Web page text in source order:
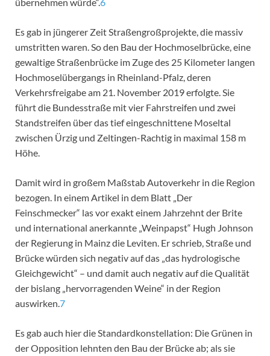
Es gab in jüngerer Zeit Straßengroßprojekte, die massiv
umstritten waren. So den Bau der Hochmoselbrücke, eine
gewaltige Straßenbrücke im Zuge des 25 Kilometer langen
Hochmoselübergangs in Rheinland-Pfalz, deren
Verkehrsfreigabe am 21. November 2019 erfolgte. Sie
führt die Bundesstraße mit vier Fahrstreifen und zwei
Standstreifen über das tief eingeschnittene Moseltal
zwischen Ürzig und Zeltingen-Rachtig in maximal 158 m
Höhe.
Damit wird in großem Maßstab Autoverkehr in die Region
bezogen. In einem Artikel in dem Blatt „Der
Feinschmecker“ las vor exakt einem Jahrzehnt der Brite
und international anerkannte „Weinpapst“ Hugh Johnson
der Regierung in Mainz die Leviten. Er schrieb, Straße und
Brücke würden sich negativ auf das „das hydrologische
Gleichgewicht“ – und damit auch negativ auf die Qualität
der bislang „hervorragenden Weine“ in der Region
auswirken. 7
Es gab auch hier die Standardkonstellation: Die Grünen in
der Opposition lehnten den Bau der Brücke ab; als sie